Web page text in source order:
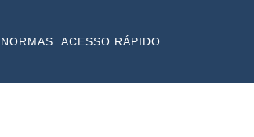
NORMAS ACESSO RÁPIDO